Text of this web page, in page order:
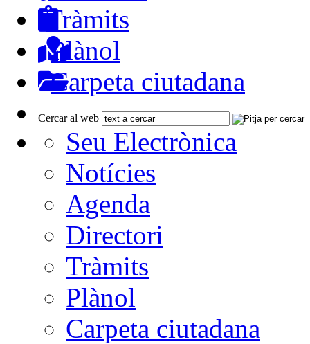
Tràmits
Plànol
Carpeta ciutadana
Cercar al web
Seu Electrònica
Notícies
Agenda
Directori
Tràmits
Plànol
Carpeta ciutadana